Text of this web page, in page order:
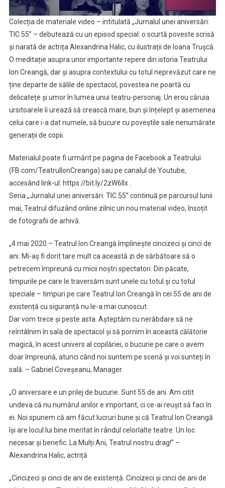
Colecția de materiale video – intitulată „Jurnalul unei aniversări:
TIC 55” – debutează cu un episod special: o scurtă poveste scrisă
și narată de actrița Alexandrina Halic, cu ilustrații de Ioana Trușcă.
O meditație asupra unor importante repere din istoria Teatrului
Ion Creangă, dar și asupra contextului cu totul neprevăzut care ne
ține departe de sălile de spectacol, povestea ne poartă cu
delicatețe și umor în lumea unui teatru-personaj. Un erou căruia
ursitoarele îi urează să crească mare, bun și înțelept și asemenea
celui care i-a dat numele, să bucure cu poveștile sale nenumărate
generații de copii.
Materialul poate fi urmărit pe pagina de Facebook a Teatrului
(FB.com/TeatrulIonCreanga) sau pe canalul de Youtube,
accesând link-ul: https://bit.ly/2zW6lIx .
Seria „Jurnalul unei aniversări: TIC 55” continuă pe parcursul lunii
mai, Teatrul difuzând online zilnic un nou material video, însoțit
de fotografii de arhivă.
„4 mai 2020 – Teatrul Ion Creangă împlinește cincizeci și cinci de
ani. Mi-aș fi dorit tare mult ca această zi de sărbătoare să o
petrecem împreună cu micii noștri spectatori. Din păcate,
timpurile pe care le traversăm sunt unele cu totul și cu totul
speciale – timpuri pe care Teatrul Ion Creangă în cei 55 de ani de
existență cu siguranță nu le-a mai cunoscut.
Dar vom trece și peste asta. Așteptăm cu nerăbdare să ne
reîntâlnim în sala de spectacol și să pornim în această călătorie
magică, în acest univers al copilăriei, o bucurie pe care o avem
doar împreună, atunci când noi suntem pe scenă și voi sunteți în
sală. – Gabriel Coveșeanu, Manager
„O aniversare e un prilej de bucurie. Sunt 55 de ani. Am citit
undeva că nu numărul anilor e important, ci ce-ai reușit să faci în
ei. Noi spunem că am făcut lucruri bune și că Teatrul Ion Creangă
își are locul lui bine meritat în rândul celorlalte teatre. Un loc
necesar și benefic. La Mulți Ani, Teatrul nostru drag!” –
Alexandrina Halic, actriță
„Cincizeci și cinci de ani de existență. Cincizeci și cinci de ani de